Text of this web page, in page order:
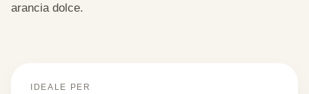
arancia dolce.
IDEALE PER